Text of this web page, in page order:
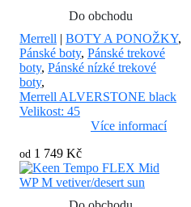
Do obchodu
Merrell | BOTY A PONOŽKY,
Pánské boty, Pánské trekové
boty, Pánské nízké trekové
boty,
Merrell ALVERSTONE black
Velikost: 45
Více informací
od 1 749 Kč